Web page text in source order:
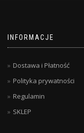
INFORMACJE
Dostawa i Płatność
Polityka prywatności
Regulamin
SKLEP